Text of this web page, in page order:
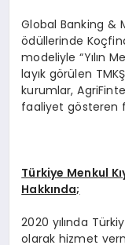
Global Banking &
ödüllerinde
modeliyle “Yılın
layık görülen
kurumlar,
faaliyet gösteren
Türkiye Menkul
Hakkında;
2020 yılında
olarak hizmet